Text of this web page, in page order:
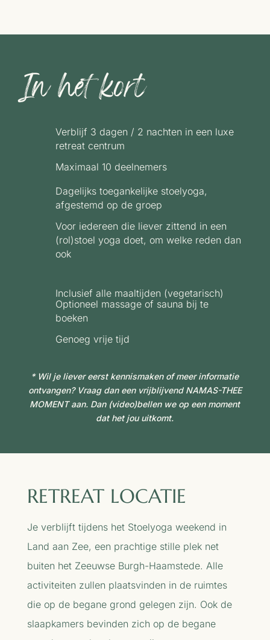
In het kort
Verblijf 3 dagen / 2 nachten in een luxe
retreat centrum
Maximaal 10 deelnemers
Dagelijks toegankelijke stoelyoga,
afgestemd op de groep
Voor iedereen die liever zittend in een
(rol)stoel yoga doet, om welke reden dan
ook
Inclusief alle maaltijden (vegetarisch)
Optioneel massage of sauna bij te
boeken
Genoeg vrije tijd
* Wil je liever eerst kennismaken of meer informatie
ontvangen? Vraag dan een vrijblijvend NAMAS-THEE
MOMENT aan. Dan (video)bellen we op een moment
dat het jou uitkomt.
RETREAT LOCATIE
Je verblijft tijdens het Stoelyoga weekend in
Land aan Zee, een prachtige stille plek net
buiten het Zeeuwse Burgh-Haamstede. Alle
activiteiten zullen plaatsvinden in de ruimtes
die op de begane grond gelegen zijn. Ook de
slaapkamers bevinden zich op de begane